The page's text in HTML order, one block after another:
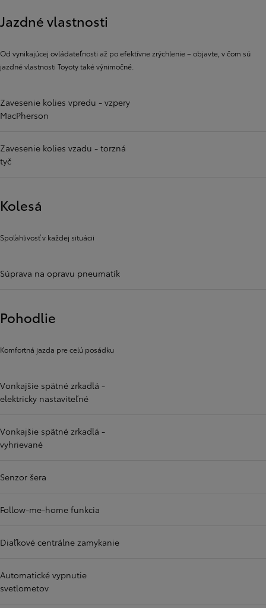
Jazdné vlastnosti
Od vynikajúcej ovládateľnosti až po efektívne zrýchlenie – objavte, v čom sú
jazdné vlastnosti Toyoty také výnimočné.
Zavesenie kolies vpredu - vzpery
MacPherson
Zavesenie kolies vzadu - torzná
tyč
Kolesá
Spoľahlivosť v každej situácii
Súprava na opravu pneumatík
Pohodlie
Komfortná jazda pre celú posádku
Vonkajšie spätné zrkadlá -
elektricky nastaviteľné
Vonkajšie spätné zrkadlá -
vyhrievané
Senzor šera
Follow-me-home funkcia
Diaľkové centrálne zamykanie
Automatické vypnutie
svetlometov